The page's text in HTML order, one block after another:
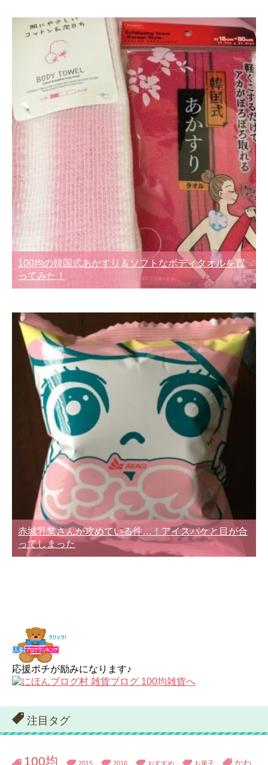
100均の韓国式あかすり＆ソフトなボディタオルを買
ってみた！
赤城乳業さんが攻めている件…！アイスパケと目が合
ってしまった
応援ポチが励みになります♪
注目タグ
100均 2015 2016 おすすめ お菓子 かわ